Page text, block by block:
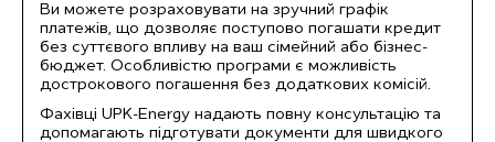
Ви можете розраховувати на зручний графік
платежів, що дозволяє поступово погашати кредит
без суттєвого впливу на ваш сімейний або бізнес-
бюджет. Особливістю програми є можливість
дострокового погашення без додаткових комісій.
Фахівці UPK-Energy надають повну консультацію та
допомагають підготувати документи для швидкого